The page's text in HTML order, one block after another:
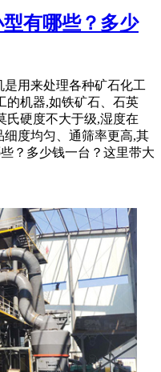
有哪些？多少
是用来处理各种矿石化工
的机器,如铁矿石、石英
氏硬度不大于级,湿度在
细度均匀、通筛率更高,其
？多少钱一台？这里带大